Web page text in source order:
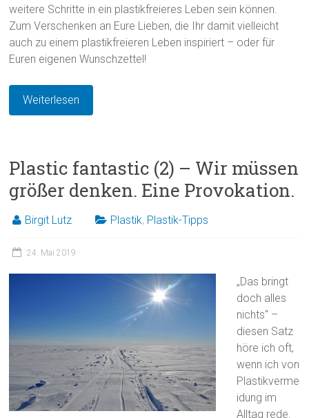
weitere Schritte in ein plastikfreieres Leben sein können.
Zum Verschenken an Eure Lieben, die Ihr damit vielleicht
auch zu einem plastikfreieren Leben inspiriert – oder für
Euren eigenen Wunschzettel!
Weiterlesen
Plastic fantastic (2) – Wir müssen
größer denken. Eine Provokation.
Birgit Lutz Plastik, Plastik-Tipps
24. Mai 2019
„Das bringt
doch alles
nichts“ –
diesen Satz
höre ich oft,
wenn ich von
Plastikverme
idung im
Alltag rede.